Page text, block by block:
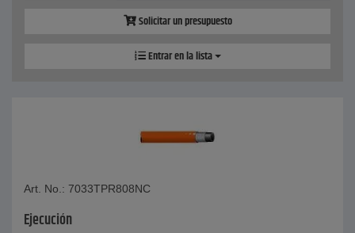
Solicitar un presupuesto
Entrar en la lista
Art. No.: 7033TPR808NC
Ejecución